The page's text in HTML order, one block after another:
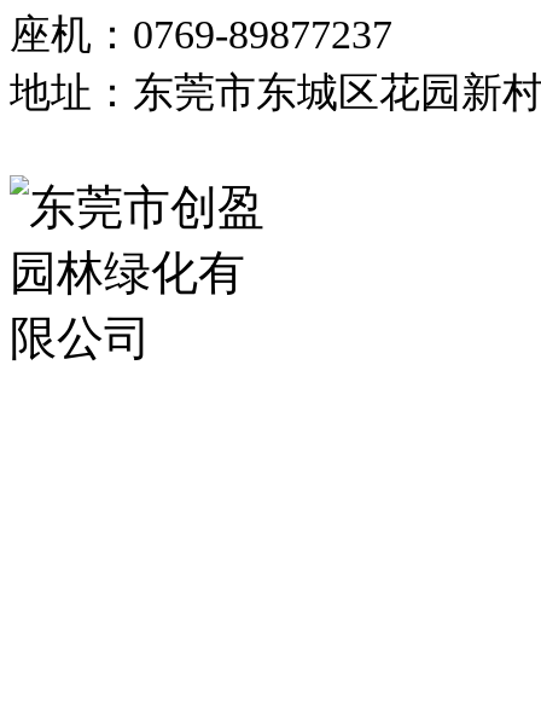
座机：0769-89877237
地址：东莞市东城区花园新